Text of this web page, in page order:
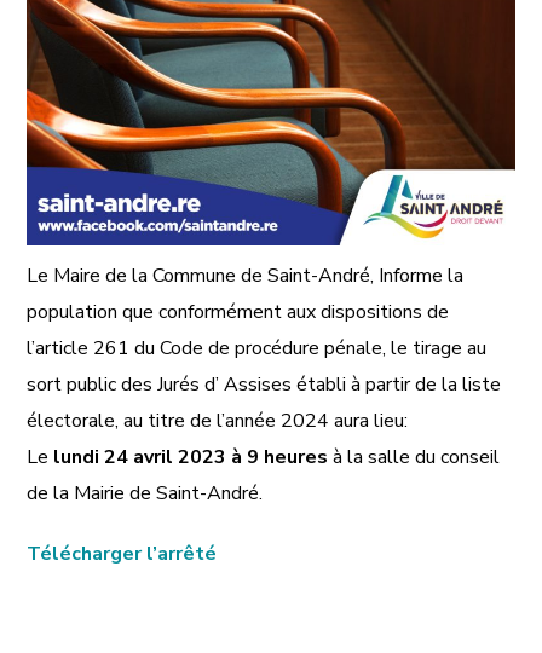
Le Maire de la Commune de Saint-André, Informe la
population que conformément aux dispositions de
l’article 261 du Code de procédure pénale, le tirage au
sort public des Jurés d’ Assises établi à partir de la liste
électorale, au titre de l’année 2024 aura lieu:
Le lundi 24 avril 2023 à 9 heures à la salle du conseil
de la Mairie de Saint-André.
Télécharger l’arrêté